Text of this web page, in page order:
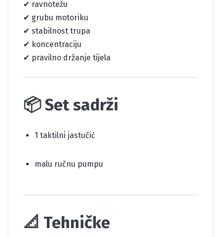
✔ ravnotežu
✔ grubu motoriku
✔ stabilnost trupa
✔ koncentraciju
✔ pravilno držanje tijela
📦 Set sadrži
1 taktilni jastučić
malu ručnu pumpu
📐 Tehničke